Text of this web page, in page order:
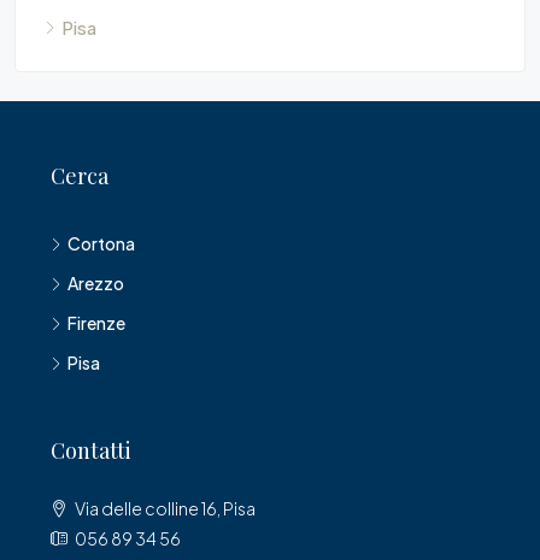
Pisa
Cerca
Cortona
Arezzo
Firenze
Pisa
Contatti
Via delle colline 16, Pisa
056 89 34 56